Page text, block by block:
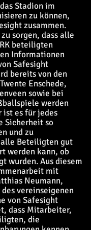
Stadion im
zu können,
zusammen.
sorgen, dass alle
beteiligten
Informationen
Safesight
bereits von den
Enschede,
sowie bei
werden
ist es für jedes
Sicherheit so
und zu
alle Beteiligten gut
werden kann, ob
wurden. Aus diesem
mit
Neumann,
vereinseigenen
von Safesight
dass Mitarbeiter,
die